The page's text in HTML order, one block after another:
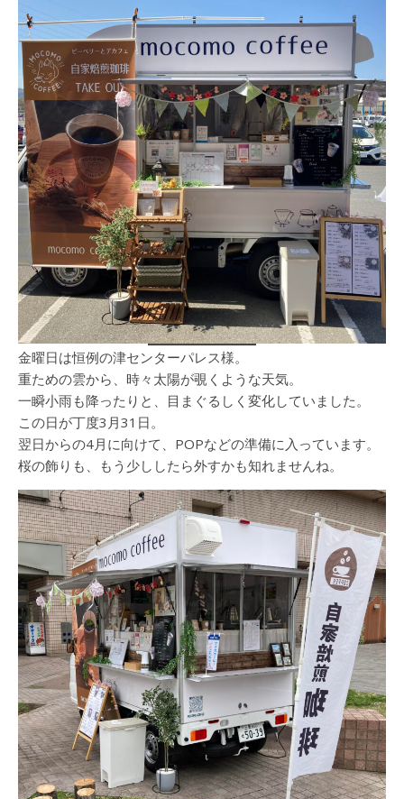
金曜日は恒例の津センターパレス様。
重ための雲から、時々太陽が覗くような天気。
一瞬小雨も降ったりと、目まぐるしく変化していました。
この日が丁度3月31日。
翌日からの4月に向けて、POPなどの準備に入っています。
桜の飾りも、もう少ししたら外すかも知れませんね。